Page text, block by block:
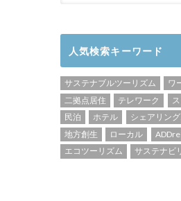
人気検索キーワード
サステナブルツーリズム ワ
二拠点居住
テレワーク
民泊
ホテル シェアリン
地方創生
ローカル
エコツーリズム
サステナビ